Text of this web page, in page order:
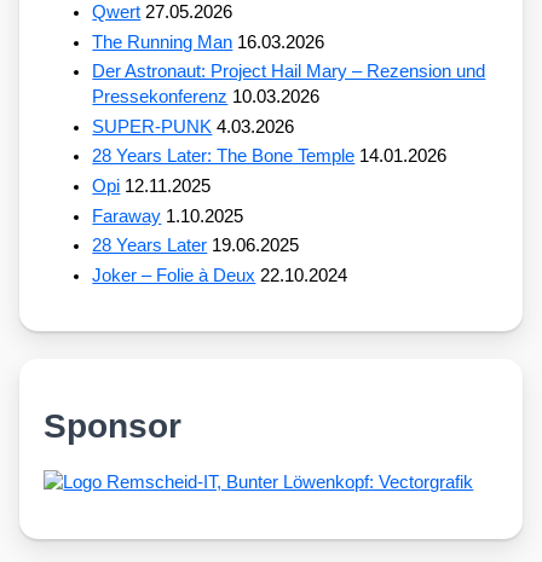
Qwert 27.05.2026
The Running Man 16.03.2026
Der Astronaut: Project Hail Mary – Rezension und
Pressekonferenz 10.03.2026
SUPER-PUNK 4.03.2026
28 Years Later: The Bone Temple 14.01.2026
Opi 12.11.2025
Faraway 1.10.2025
28 Years Later 19.06.2025
Joker – Folie à Deux 22.10.2024
Sponsor